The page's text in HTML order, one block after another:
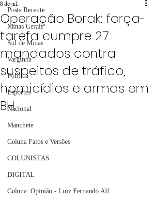
Posts Recente
Minas Gerais
Sul de Minas
Varginha
Política
Esportes
Nacional
Manchete
Coluna Fatos e Versões
COLUNISTAS
DIGITAL
Coluna: Opinião - Luiz Fernando Alf
Operação Borak: força-
tarefa cumpre 27
mandados contra
suspeitos de tráfico,
homicídios e armas em
BH
8 de jul.